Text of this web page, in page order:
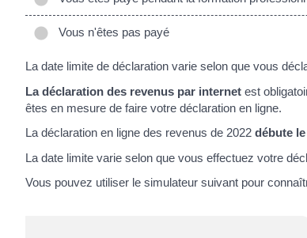
Vous n'êtes pas payé
La date limite de déclaration varie selon que vous
La déclaration des revenus par internet est
êtes en mesure de faire votre déclaration en ligne.
La déclaration en ligne des revenus de 2022 débute
La date limite varie selon que vous effectuez votre
Vous pouvez utiliser le simulateur suivant pour